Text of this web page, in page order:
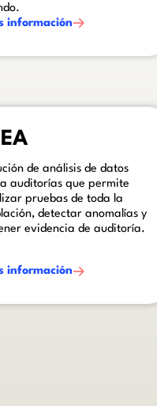
información
de análisis de datos
auditorías que permite
pruebas de toda la
detectar anomalías y
evidencia de auditoría.
información
text inside of a div block.